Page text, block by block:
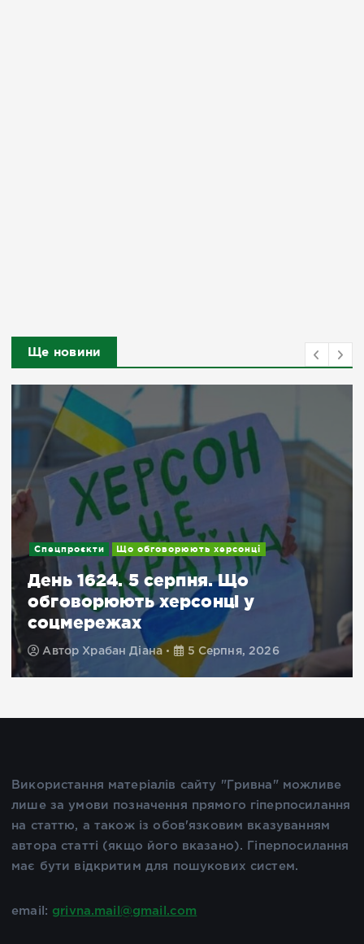
Ще новини
Спецпроєкти Що обговорюють херсонці
День 1624. 5 серпня. Що
обговорюють херсонці у
соцмережах
Автор Храбан Діана 5 Серпня, 2026
Використання матеріалів сайту "Гривна" можливе
лише за умови позначення прямого гіперпосилання
на статтю, а також із обов'язковим вказуванням
автора статті (якщо його вказано). Гіперпосилання
має бути відкритим для пошукових систем.
email: grivna.mail@gmail.com